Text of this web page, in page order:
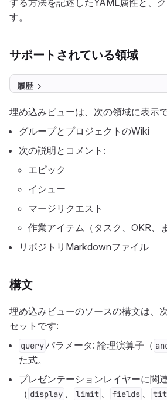
する方法を記述したYAML属性と、
す。
サポートされている領域
履歴
埋め込みビューは、次の領域に表示
グループとプロジェクトのWiki
次の説明とコメント:
エピック
イシュー
マージリクエスト
作業アイテム（タスク、OKR、
リポジトリMarkdownファイル
構文
埋め込みビューのソースの構文は、
セットです:
queryパラメータ: 論理演算子（
た式。
プレゼンテーションレイヤーに関
（ display 、 limit 、 fields 、